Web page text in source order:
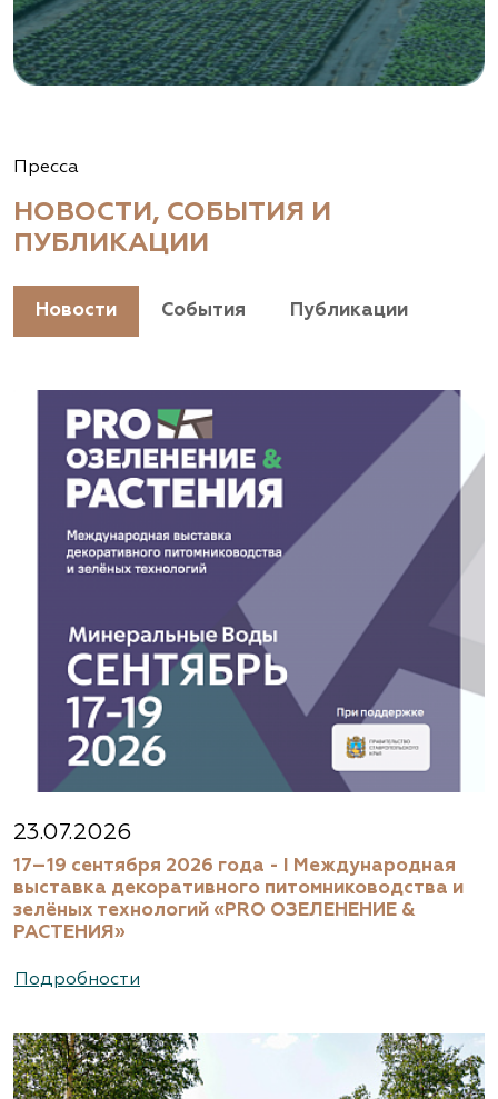
Пресса
НОВОСТИ, СОБЫТИЯ И
ПУБЛИКАЦИИ
Новости События Публикации
23.07.2026
17–19 сентября 2026 года - I Международная
выставка декоративного питомниководства и
зелёных технологий «PRO ОЗЕЛЕНЕНИЕ &
РАСТЕНИЯ»
Подробности